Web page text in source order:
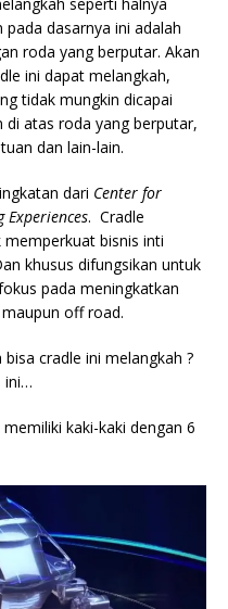
dasarnya ini adalah
roda yang berputar. Akan
ini dapat melangkah,
tidak mungkin dicapai
di atas roda yang berputar,
dan lain-lain.
dari Center for
Experiences. Cradle
bisnis inti
khusus difungsikan untuk
pada meningkatkan
off road.
cradle ini melangkah ?
ini…
kaki-kaki dengan 6